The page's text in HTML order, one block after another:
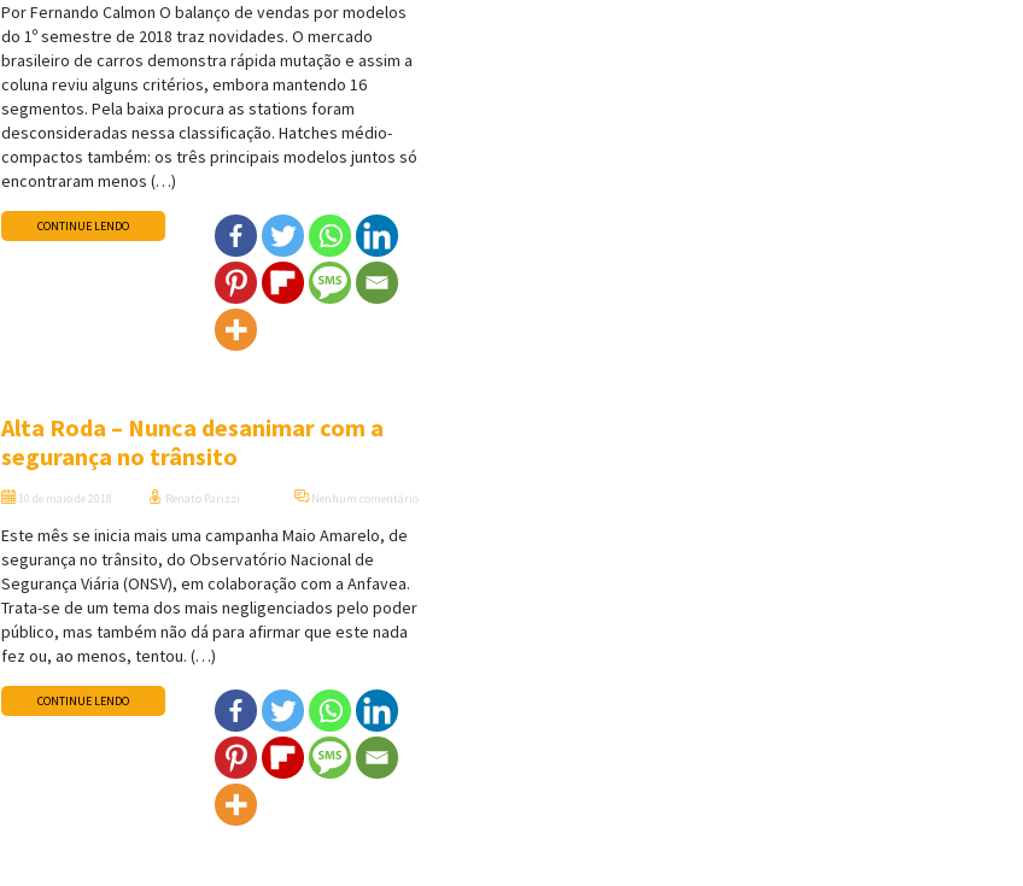
Por Fernando Calmon O balanço de vendas por modelos
do 1º semestre de 2018 traz novidades. O mercado
brasileiro de carros demonstra rápida mutação e assim a
coluna reviu alguns critérios, embora mantendo 16
segmentos. Pela baixa procura as stations foram
desconsideradas nessa classificação. Hatches médio-
compactos também: os três principais modelos juntos só
encontraram menos (…)
CONTINUE LENDO
Alta Roda – Nunca desanimar com a
segurança no trânsito
10 de maio de 2018 Renato Parizzi Nenhum comentário
Este mês se inicia mais uma campanha Maio Amarelo, de
segurança no trânsito, do Observatório Nacional de
Segurança Viária (ONSV), em colaboração com a Anfavea.
Trata-se de um tema dos mais negligenciados pelo poder
público, mas também não dá para afirmar que este nada
fez ou, ao menos, tentou. (…)
CONTINUE LENDO